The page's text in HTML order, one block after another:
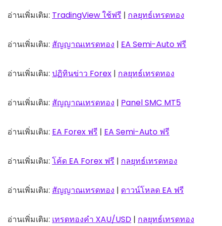
อ่านเพิ่มเติม: TradingView ใช้ฟรี | กลยุทธ์เทรดทอง
อ่านเพิ่มเติม: สัญญาณเทรดทอง | EA Semi-Auto ฟรี
อ่านเพิ่มเติม: ปฏิทินข่าว Forex | กลยุทธ์เทรดทอง
อ่านเพิ่มเติม: สัญญาณเทรดทอง | Panel SMC MT5
อ่านเพิ่มเติม: EA Forex ฟรี | EA Semi-Auto ฟรี
อ่านเพิ่มเติม: โค้ด EA Forex ฟรี | กลยุทธ์เทรดทอง
อ่านเพิ่มเติม: สัญญาณเทรดทอง | ดาวน์โหลด EA ฟรี
อ่านเพิ่มเติม: เทรดทองคำ XAU/USD | กลยุทธ์เทรดทอง